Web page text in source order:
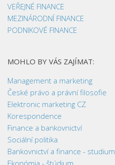
VEŘEJNÉ FINANCE
MEZINÁRODNÍ FINANCE
PODNIKOVÉ FINANCE
MOHLO BY VÁS ZAJÍMAT:
Management a marketing
České právo a právní filosofie
Elektronic marketing CZ
Korespondence
Finance a bankovnictví
Sociální politika
Bankovnictví a finance - studium
Ekonómia - štúdium